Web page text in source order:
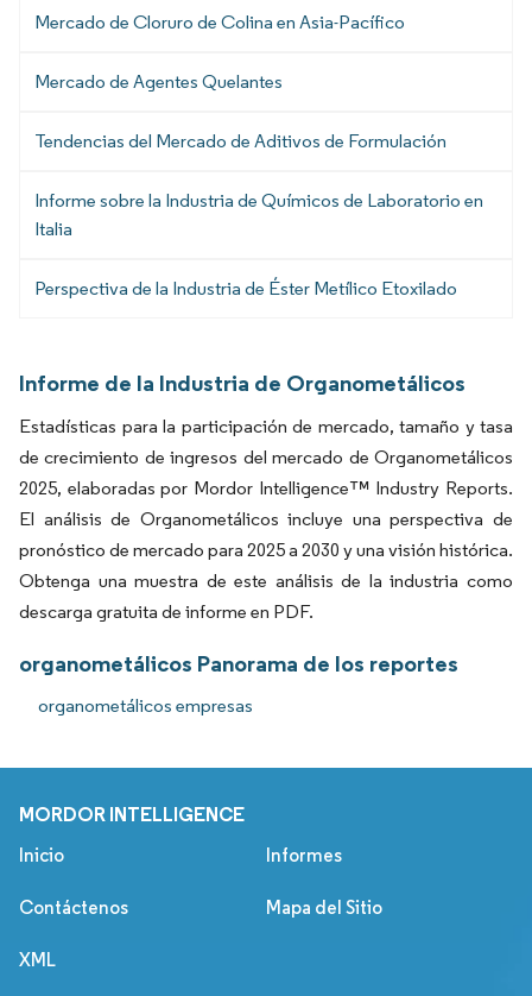
Mercado de Cloruro de Colina en Asia-Pacífico
Mercado de Agentes Quelantes
Tendencias del Mercado de Aditivos de Formulación
Informe sobre la Industria de Químicos de Laboratorio en
Italia
Perspectiva de la Industria de Éster Metílico Etoxilado
Informe de la Industria de Organometálicos
Estadísticas para la participación de mercado, tamaño y tasa
de crecimiento de ingresos del mercado de Organometálicos
2025, elaboradas por Mordor Intelligence™ Industry Reports.
El análisis de Organometálicos incluye una perspectiva de
pronóstico de mercado para 2025 a 2030 y una visión histórica.
Obtenga una muestra de este análisis de la industria como
descarga gratuita de informe en PDF.
organometálicos Panorama de los reportes
organometálicos empresas
MORDOR INTELLIGENCE
Inicio Informes
Contáctenos Mapa del Sitio
XML